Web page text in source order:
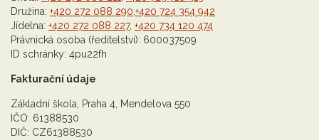
Družina: +420 272 088 290 +420 724 354 942
Jídelna: +420 272 088 227, +420 734 120 474
Právnická osoba (ředitelství): 600037509
ID schránky: 4pu22fh
Fakturační údaje
Základní škola, Praha 4, Mendelova 550
IČO: 61388530
DIČ: CZ61388530